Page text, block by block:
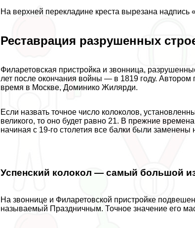
На верхней перекладине креста вырезана
Реставрация разрушенных
Филаретовская пристройка и звонница,
лет после окончания войны — в 1819 году.
время в Москве, Доминико Жилярди.
Если назвать точное число колоколов,
великого, то оно будет равно 21. В прежние
начиная с 19-го столетия все балки были
Успенский колокол — самый большой
На звоннице и Филаретовской пристройке
называемый Праздничным. Точное значение его